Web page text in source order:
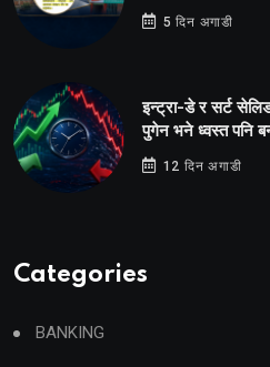
5 दिन अगाडी
इन्ट्रा-डे र सर्ट
पुगेन भने ध्वस्त पनि
12 दिन अगाडी
Categories
BANKING